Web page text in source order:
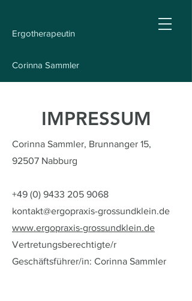
Ergotherapeutin
Corinna Sammler
IMPRESSUM
Corinna Sammler, Brunnanger 15,
92507 Nabburg
+49 (0) 9433 205 9068
kontakt@ergopraxis-grossundklein.de
www.ergopraxis-grossundklein.de
Vertretungsberechtigte/r
Geschäftsführer/in: Corinna Sammler